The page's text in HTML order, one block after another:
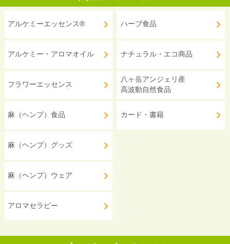
アルケミーエッセンス®
アルケミー・アロマオイル
フラワーエッセンス
麻（ヘンプ）食品
麻（ヘンプ）グッズ
麻（ヘンプ）ウェア
アロマセラピー
ハーブ食品
ナチュラル・エコ商品
八ヶ岳アンジェリ産
高波動自然食品
カード・書籍